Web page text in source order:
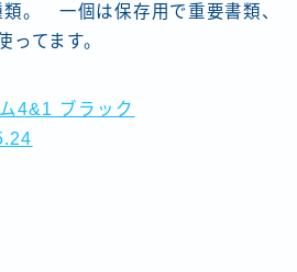
。 一個は保存用で重要書類、
てます。
4&1 ブラック